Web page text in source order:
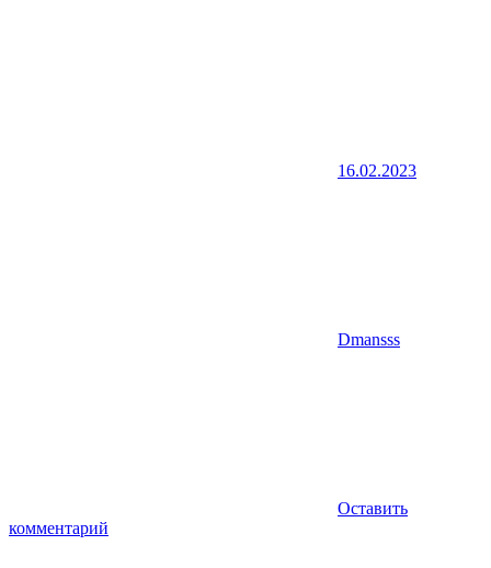
16.02.2023
Dmansss
Оставить
комментарий